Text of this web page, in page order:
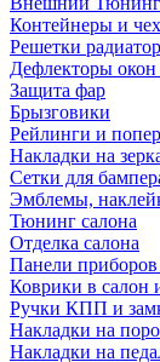
Контейнеры и
Решетки
Дефлекторы окон
Защита фар
Брызговики
Рейлинги и
Накладки на
Сетки для
Эмблемы,
Тюнинг салона
Отделка салона
Панели
Коврики в салон
Ручки КПП и
Накладки на
Накладки на